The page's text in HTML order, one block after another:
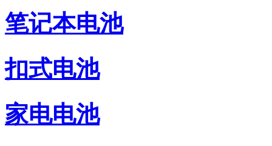
笔记本电池
扣式电池
家电电池